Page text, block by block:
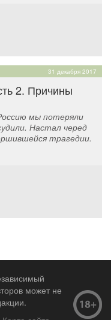
31 декабря 2017
2. Причины
мы потеряли
Настал черед
трагедии.
может не